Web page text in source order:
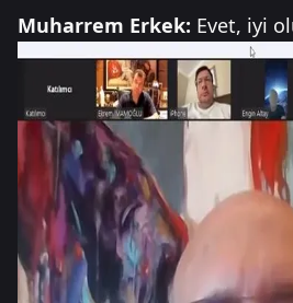
Muharrem Erkek: Evet, iyi